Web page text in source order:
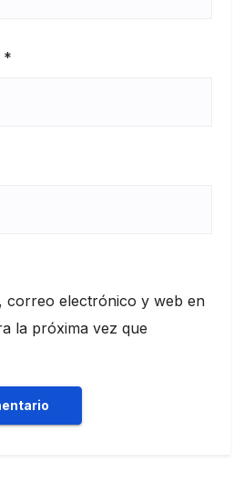
*
correo electrónico y web en
la próxima vez que